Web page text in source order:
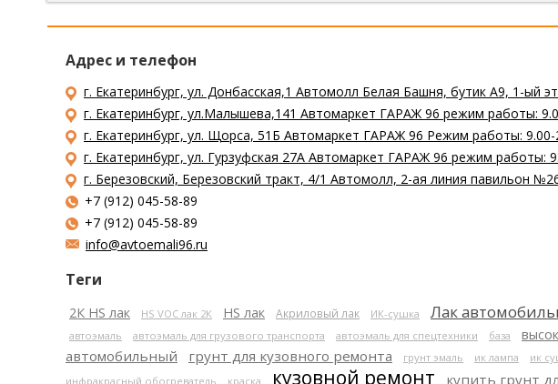
Адрес и телефон
г. Екатеринбург, ул. Донбасская,1 Автомолл Белая Башня, бутик А9, 1-ый
г. Екатеринбург, ул.Малышева,141 Автомаркет ГАРАЖ 96 режим работы:
г. Екатеринбург, ул. Щорса, 51Б Автомаркет ГАРАЖ 96 Режим работы: 9.00-
г. Екатеринбург, ул. Гурзуфская 27А Автомаркет ГАРАЖ 96 режим работы:
г. Березовский, Березовский тракт, 4/1 Автомолл, 2-ая линия павильон
+7 (912) 045-58-89
+7 (912) 045-58-89
info@avtoemali96.ru
Теги
2К HS лак HS VOC лак 2К HS лак Акриловый лак ИК-сушка Лак
автоэмаль
автоэмаль для грузового транспорта автоэмаль для спецтехники база
автомобильный
грунт для кузовного ремонта грунт эмаль ик лампа ик
инфракрасный обогреватель
краска кузовной ремонт купить грунт